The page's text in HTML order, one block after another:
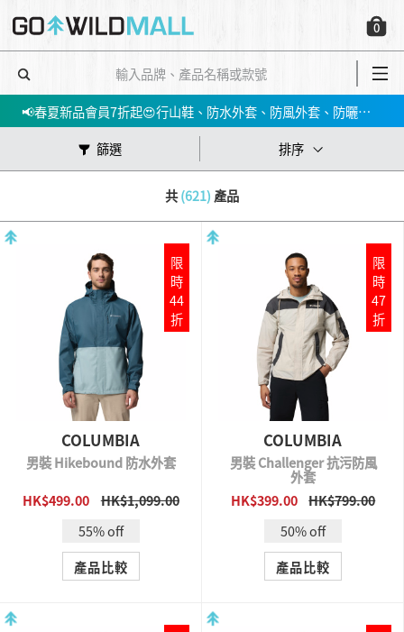
0
✅立即註冊，即享$200迎新折扣優惠!
會員消費$100即賺$1GO DOLLAR ，下次購物當！錢！洗！
📢春夏新品會員7折起😍行山鞋、防水外套、防風外套、防曬上衣等！➡️立即買
篩選
排序
共(621) 產品
QUICK VIEW
COLUMBIA
男裝 Hikebound 防水外套
HK$499.00
HK$1,099.00
55% off
產品比較
限
時
44
折
QUICK VIEW
COLUMBIA
男裝 Challenger 抗污防風
外套
HK$399.00 HK$799.00
50% off
產品比較
限
時
47
折